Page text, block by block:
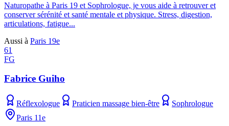
Naturopathe à Paris 19 et Sophrologue, je vous aide à retrouver et
conserver sérénité et santé mentale et physique. Stress, digestion,
articulations, fatigue...
Aussi à Paris 19e
61
FG
Fabrice Guiho
Réflexologue Praticien massage bien-être
Sophrologue
Paris 11e